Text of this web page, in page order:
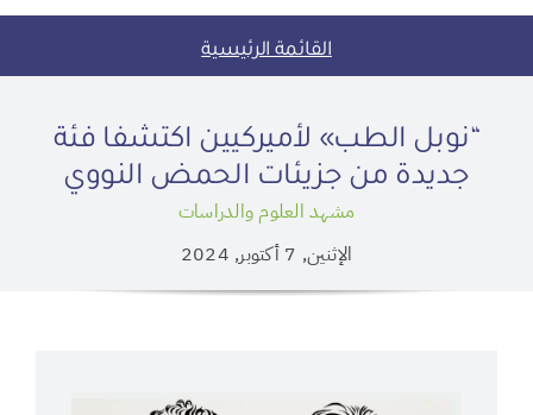
القائمة الرئيسية
“نوبل الطب» لأميركيين اكتشفا فئة
جديدة من جزيئات الحمض النووي
مشهد العلوم والدراسات
الإثنين, 7 أكتوبر, 2024